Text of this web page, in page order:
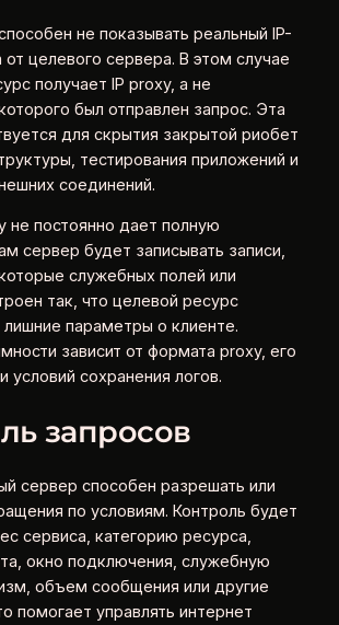
не показывать реальный IP-
от целевого сервера. В этом случае
получает IP proxy, а не
был отправлен запрос. Эта
для скрытия закрытой риобет
тестирования приложений и
соединений.
не постоянно дает полную
сервер будет записывать записи,
служебных полей или
так, что целевой ресурс
параметры о клиенте.
зависит от формата proxy, его
условий сохранения логов.
запросов
сервер способен разрешать или
по условиям. Контроль будет
сервиса, категорию ресурса,
окно подключения, служебную
объем сообщения или другие
помогает управлять интернет